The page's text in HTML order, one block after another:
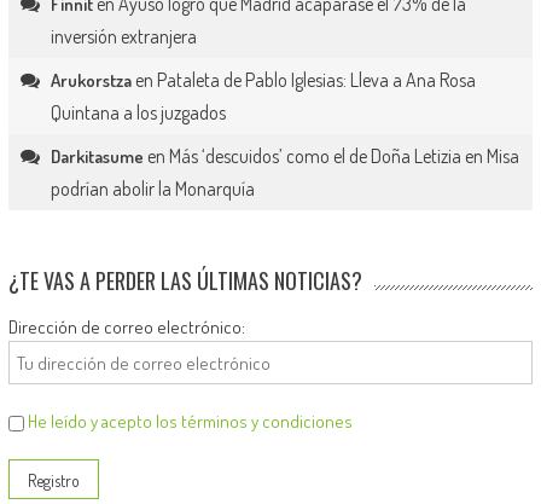
Finnit
inversión extranjera
Arukorstzaen Pataleta de Pablo Iglesias: Lleva a Ana Rosa
Quintana a los juzgados
Darkitasume en Más ‘descuidos’ como el de Doña Letizia en Misa
podrían abolir la Monarquía
¿TE VAS A PERDER LAS ÚLTIMAS NOTICIAS?
Dirección de correo electrónico:
He leído y acepto los términos y condiciones